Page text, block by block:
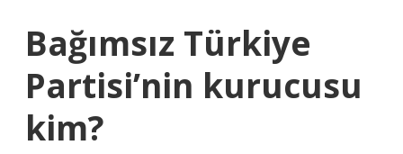
Bağımsız Türkiye
Partisi’nin kurucusu
kim?